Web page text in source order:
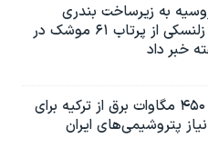
به زیرساخت بندری
اودسا؛ زلنسکی از پرتاب ۶۱ موشک در
خبر داد
واردات ۴۵۰ مگاوات برق از ترکیه برای
پتروشیمی‌های ایران